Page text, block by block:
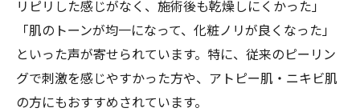
肝斑やくすみにダクトピールは効果的か
肝斑やくすみに対するダクトピールの効果
検証
口コミで話題のダクトピールと肝斑の関係
リピリした感じがなく、施術後も乾燥しにくかった」
「肌のトーンが均一になって、化粧ノリが良くなった」
といった声が寄せられています。特に、従来のピーリン
グで刺激を感じやすかった方や、アトピー肌・ニキビ肌
の方にもおすすめされています。